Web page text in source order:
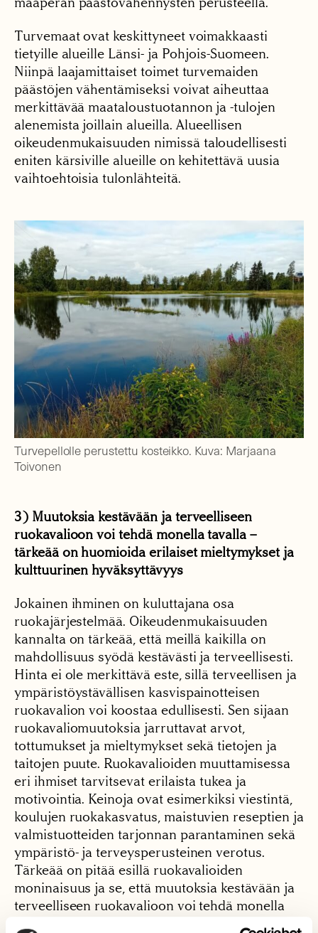
Turvemaat ovat keskittyneet voimakkaasti
tietyille alueille Länsi- ja Pohjois-Suomeen.
Niinpä laajamittaiset toimet turvemaiden
päästöjen vähentämiseksi voivat aiheuttaa
merkittävää maataloustuotannon ja -tulojen
alenemista joillain alueilla. Alueellisen
oikeudenmukaisuuden nimissä taloudellisesti
eniten kärsiville alueille on kehitettävä uusia
vaihtoehtoisia tulonlähteitä.
Turvepellolle perustettu kosteikko. Kuva: Marjaana
Toivonen
3) Muutoksia kestävään ja terveelliseen
ruokavalioon voi tehdä monella tavalla –
tärkeää on huomioida erilaiset mieltymykset ja
kulttuurinen hyväksyttävyys
Jokainen ihminen on kuluttajana osa
ruokajärjestelmää. Oikeudenmukaisuuden
kannalta on tärkeää, että meillä kaikilla on
mahdollisuus syödä kestävästi ja terveellisesti.
Hinta ei ole merkittävä este, sillä terveellisen ja
ympäristöystävällisen kasvispainotteisen
ruokavalion voi koostaa edullisesti. Sen sijaan
ruokavaliomuutoksia jarruttavat arvot,
tottumukset ja mieltymykset sekä tietojen ja
taitojen puute. Ruokavalioiden muuttamisessa
eri ihmiset tarvitsevat erilaista tukea ja
motivointia. Keinoja ovat esimerkiksi viestintä,
koulujen ruokakasvatus, maistuvien reseptien ja
valmistuotteiden tarjonnan parantaminen sekä
ympäristö- ja terveysperusteinen verotus.
Tärkeää on pitää esillä ruokavalioiden
moninaisuus ja se, että muutoksia kestävään ja
terveelliseen ruokavalioon voi tehdä monella
tavalla omia mieltymyksiä huomioiden.